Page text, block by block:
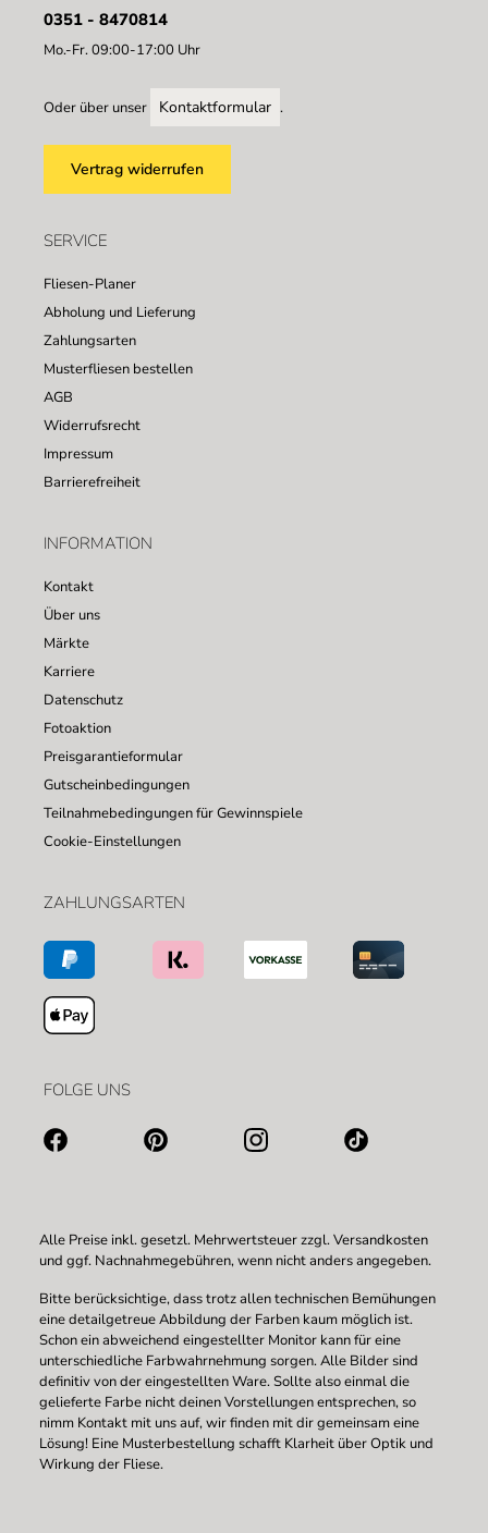
0351 - 8470814
Mo.-Fr. 09:00-17:00 Uhr
Oder über unser Kontaktformular .
Vertrag widerrufen
SERVICE
Fliesen-Planer
Abholung und Lieferung
Zahlungsarten
Musterfliesen bestellen
AGB
Widerrufsrecht
Impressum
Barrierefreiheit
INFORMATION
Kontakt
Über uns
Märkte
Karriere
Datenschutz
Fotoaktion
Preisgarantieformular
Gutscheinbedingungen
Teilnahmebedingungen für Gewinnspiele
Cookie-Einstellungen
ZAHLUNGSARTEN
FOLGE UNS
Alle Preise inkl. gesetzl. Mehrwertsteuer zzgl.Versandkosten
und ggf. Nachnahmegebühren, wenn nicht anders angegeben.
Bitte berücksichtige, dass trotz allen technischen Bemühungen
eine detailgetreue Abbildung der Farben kaum möglich ist.
Schon ein abweichend eingestellter Monitor kann für eine
unterschiedliche Farbwahrnehmung sorgen. Alle Bilder sind
definitiv von der eingestellten Ware. Sollte also einmal die
gelieferte Farbe nicht deinen Vorstellungen entsprechen, so
nimm Kontakt mit uns auf, wir finden mit dir gemeinsam eine
Lösung! Eine Musterbestellung schafft Klarheit über Optik und
Wirkung der Fliese.